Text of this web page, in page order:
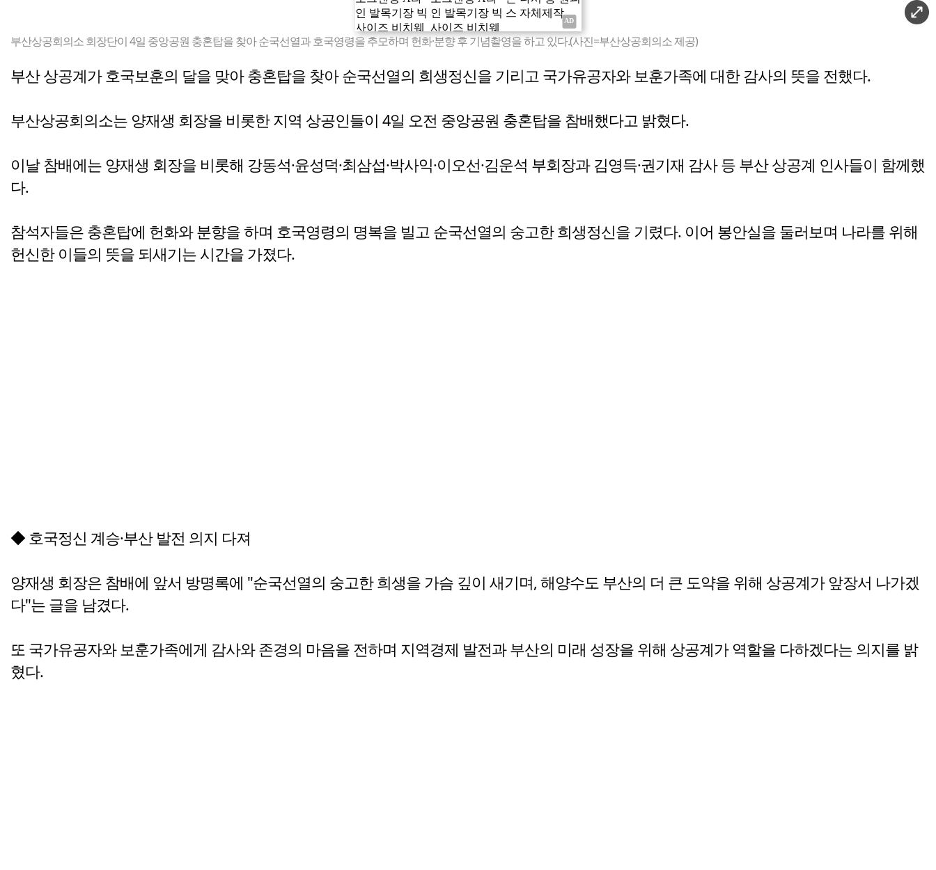
부산상공회의소 회장단이 4일 중앙공원 충혼탑을 찾아 순국선열과 호국영령을 추모하며 헌화·분향 후 기념촬영을 하고 있다.(사진=부산상공회의소 제공)
부산 상공계가 호국보훈의 달을 맞아 충혼탑을 찾아 순국선열의 희생정신을 기리고 국가유공자와 보훈가족에 대한 감사의 뜻을 전했다.
부산상공회의소는 양재생 회장을 비롯한 지역 상공인들이 4일 오전 중앙공원 충혼탑을 참배했다고 밝혔다.
이날 참배에는 양재생 회장을 비롯해 강동석·윤성덕·최삼섭·박사익·이오선·김운석 부회장과 김영득·권기재 감사 등 부산 상공계 인사들이 함께했
다.
참석자들은 충혼탑에 헌화와 분향을 하며 호국영령의 명복을 빌고 순국선열의 숭고한 희생정신을 기렸다. 이어 봉안실을 둘러보며 나라를 위해
헌신한 이들의 뜻을 되새기는 시간을 가졌다.
◆ 호국정신 계승·부산 발전 의지 다져
양재생 회장은 참배에 앞서 방명록에 "순국선열의 숭고한 희생을 가슴 깊이 새기며, 해양수도 부산의 더 큰 도약을 위해 상공계가 앞장서 나가겠
다"는 글을 남겼다.
또 국가유공자와 보훈가족에게 감사와 존경의 마음을 전하며 지역경제 발전과 부산의 미래 성장을 위해 상공계가 역할을 다하겠다는 의지를 밝
혔다.